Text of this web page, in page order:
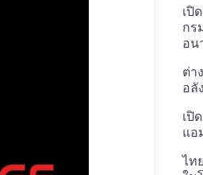
เปิ
กร
อน
ต่า
อลั
เปิ
แอ
ไท